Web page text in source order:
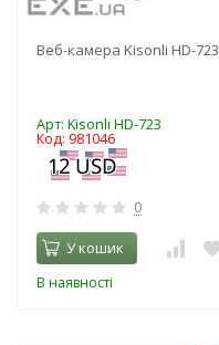
Веб-камера Kisonli HD-723
Арт: Kisonli HD-723
Код: 981046
0
У кошик
В наявності